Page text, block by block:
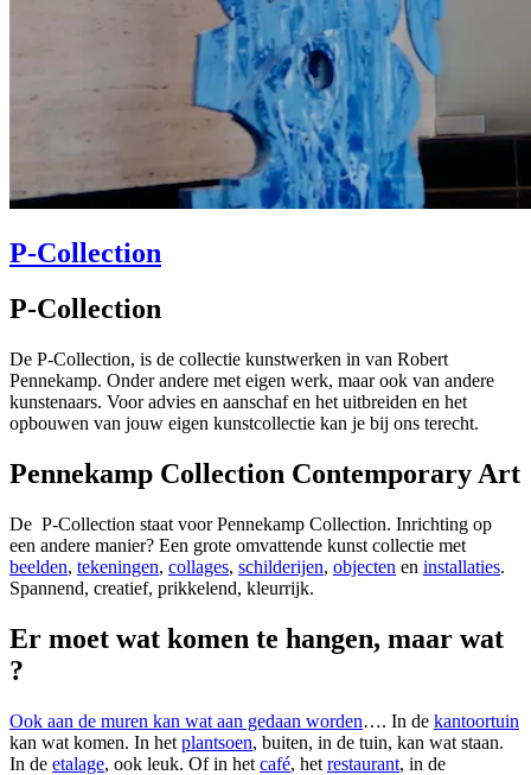
P-Collection
P-Collection
De P-Collection, is de collectie kunstwerken in van Robert
Pennekamp. Onder andere met eigen werk, maar ook van andere
kunstenaars. Voor advies en aanschaf en het uitbreiden en het
opbouwen van jouw eigen kunstcollectie kan je bij ons terecht.
Pennekamp Collection Contemporary Art
De P-Collection staat voor Pennekamp Collection. Inrichting op
een andere manier? Een grote omvattende kunst collectie met
beelden, tekeningen, collages, schilderijen, objecten en installaties.
Spannend, creatief, prikkelend, kleurrijk.
Er moet wat komen te hangen, maar wat
?
Ook aan de muren kan wat aan gedaan worden…. In de kantoortuin
kan wat komen. In het plantsoen, buiten, in de tuin, kan wat staan.
In de etalage, ook leuk. Of in het café, het restaurant, in de